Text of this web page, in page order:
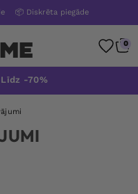
📦 Diskrēta piegāde
0
Līdz -70%